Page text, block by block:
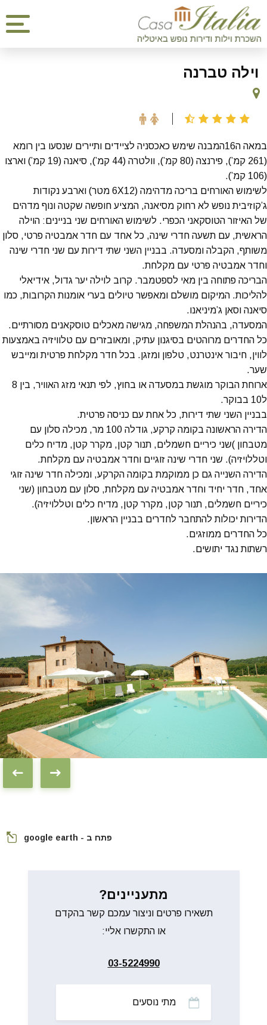
וילה טברנה
במאה ה16המבנה שימש כאכסניה לציידים ותיירים שנסעו בין רומא
(261 קמ’), פירנצה (80 קמ’), וולטרה (44 קמ’), סיאנה (19 קמ’) וארצו
(106 קמ’).
לשימוש האורחים בריכה מדהימה (6X12 מטר) וארבע נקודות
ג’קוזיבית נופש לא רחוק מסיאנה, המציע חופשה שקטה ונוף מדהים
של האיזור הטוסקאני הכפרי. לשימוש האורחים שני בניינים: הוילה
הראשית, עם תשעה חדרי שינה, כל אחד עם חדר אמבטיה פרטי, סלון
משותף, הקבלה ומסעדה. בבניין השני שתי דירות עם שני חדרי שינה
וחדר אמבטיה פרטי עם מקלחת.
הבריכה פתוחה בין מאי לספטמבר. קרוב לוילה יער גדול, אידיאלי
להליכות. המיקום מושלם ומאפשר טיולים בערי אומנות הקרובות, כמו
סיאנה וסאן ג’מיניאנו.
המסעדה, בהנהלת המשפחה, מגישה מאכלים טוסקאנים מסורתיים.
כל החדרים מרוהטים בסיגנון עתיק, ומאובזרים עם טלוויזיה באמצעות
לווין, חיבור אינטרנט, טלפון ומזגן. בכל חדר מקלחת פרטית ומייבש
שער.
ארוחת הבוקר מוגשת במסעדה או בחוץ, לפי תנאי מזג האוויר, בין 8
ל10 בבוקר.
בבניין השני שתי דירות, כל אחת עם כניסה פרטית.
הדירה הראשונה בקומה קרקע, גודלה 100 מר, מכילה סלון עם
מטבחון )שני כיריים חשמלים, תנור קטן, מקרר קטן, מדיח כלים
וטללויזיה). שני חדרי שינה זוגיים וחדר אמבטיה עם מקלחת.
הדירה השנייה גם כן ממוקמת בקומה הקרקע, ומכילה חדר שינה זוגי
אחד, חדר יחיד וחדר אמבטיה עם מקלחת, סלון עם מטבחון (שני
כיריים חשמלים, תנור קטן, מקרר קטן, מדיח כלים וטללויזיה).
הדירות יכולות להתחבר לחדרים בבניין הראשון.
כל החדרים ממוזגים.
רשתות נגד יתושים.
פתח ב - google earth
מתעניינים?
תשאירו פרטים וניצור עמכם קשר בהקדם
או התקשרו אליי:
03-5224990